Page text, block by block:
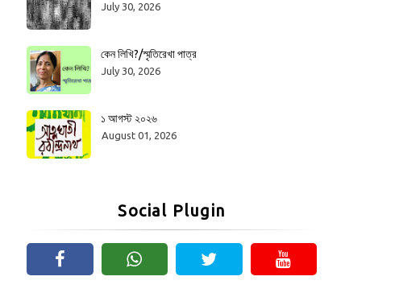
July 30, 2026
কেন লিখি?/স্মৃতিরেখা পাত্র
July 30, 2026
১ আগস্ট ২০২৬
August 01, 2026
Social Plugin